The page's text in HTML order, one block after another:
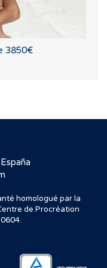
3850€
homologué par la
de Procréation